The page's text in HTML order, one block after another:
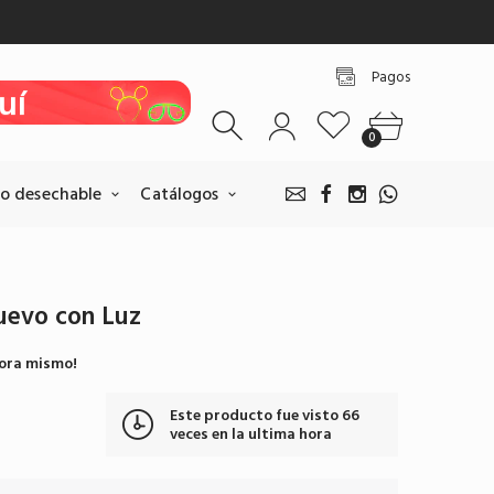
Pagos
BANCOLOMBIA
Pagar por BANCOLOMBIA
0
desechable Catálogos
Este producto fue visto66
veces en la ultima hora
con Luz
mismo!